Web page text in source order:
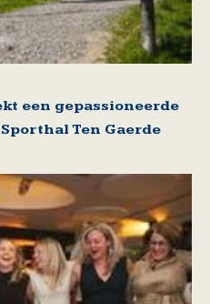
een gepassioneerde
Ten Gaerde